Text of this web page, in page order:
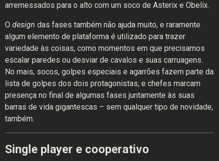
arremessados para o alto com um soco de Asterix e Obelix.
O design das fases também não ajuda muito, e raramente
algum elemento de plataforma é utilizado para trazer
variedade às coisas, como momentos em que precisamos
escalar paredes ou desviar de cavalos e suas carruagens.
No mais, socos, golpes especiais e agarrões fazem parte da
lista de golpes dos dois protagonistas, e chefes marcam
presença no final de algumas fases juntamente às suas
barras de vida gigantescas – sem qualquer tipo de novidade,
também.
Single player e cooperativo